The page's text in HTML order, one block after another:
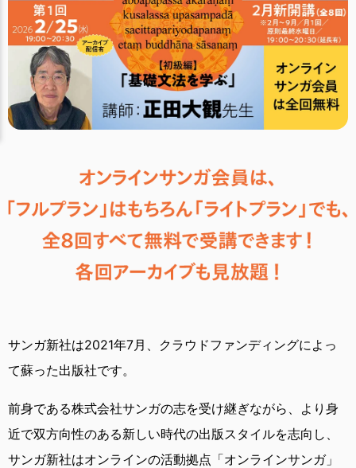
サンガ新社は2021年7月、 クラウドファンディングによっ
て蘇った出版社です。
前身である株式会社サンガの志を受け継ぎながら、 より身
近で双方向性のある新しい時代の出版スタイルを志向し、
サンガ新社はオンラインの活動拠点「オンラインサンガ」